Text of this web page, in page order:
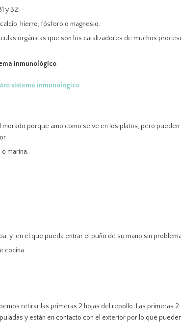
y B2.
calcio, hierro, fósforo o magnesio.
orgánicas que son los catalizadores de muchos
inmunológico
sistema inmunológico
morado porque amo como se ve en los platos, pero
o marina.
y en el que pueda entrar el puño de su mano sin
cocina.
retirar las primeras 2 hojas del repollo. Las primeras
y están en contacto con el exterior por lo que